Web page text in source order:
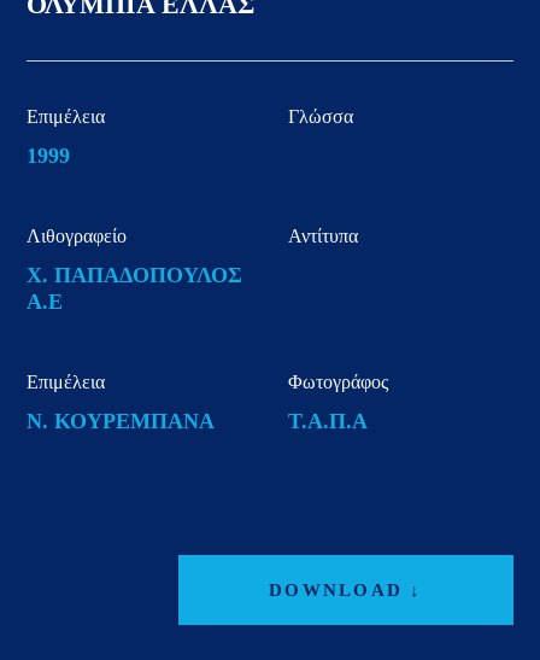
Επιμέλεια
1999
Γλώσσα
Λιθογραφείο
Χ. ΠΑΠΑΔΟΠΟΥΛΟΣ
Α.Ε
Αντίτυπα
Επιμέλεια
Ν. ΚΟΥΡΕΜΠΑΝΑ
Φωτογράφος
Τ.Α.Π.Α
DOWNLOAD ↓